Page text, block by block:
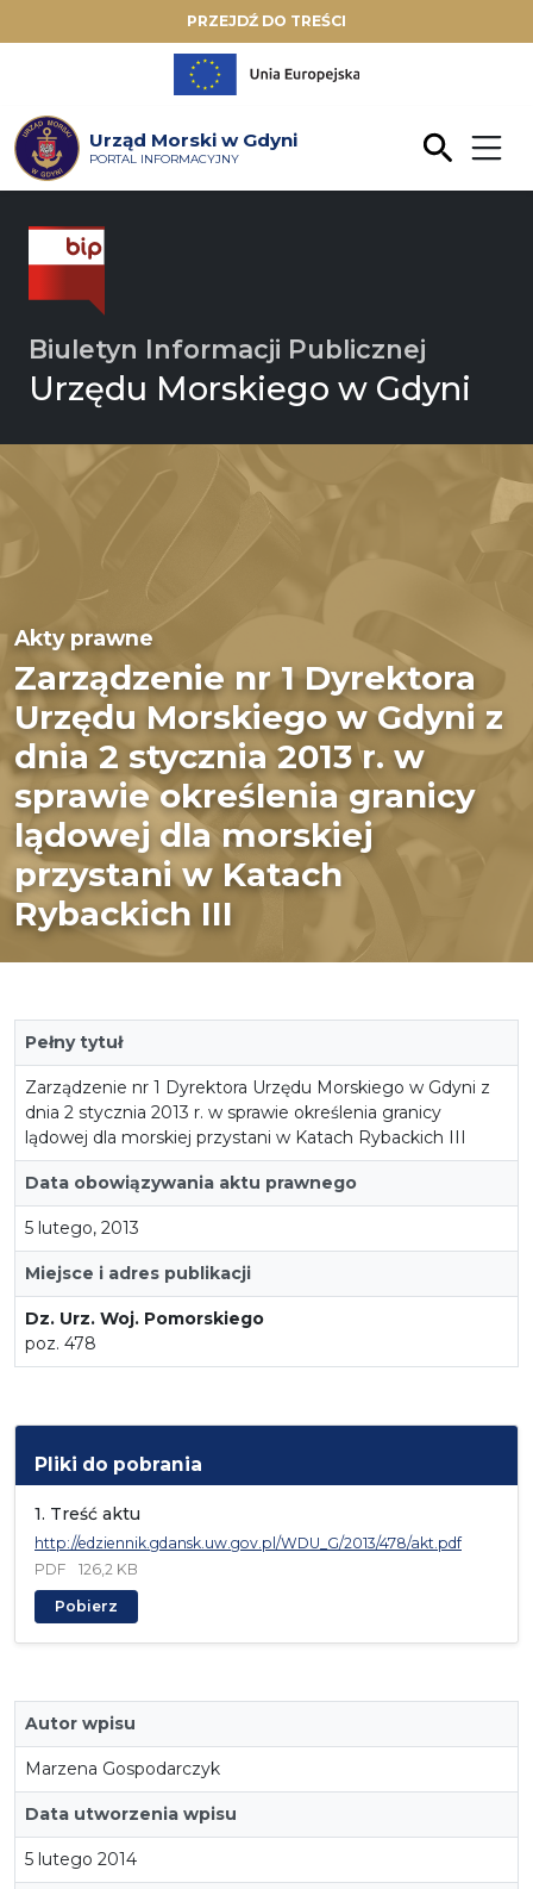
PRZEJDŹ DO TREŚCI
Urząd Morski w Gdyni
PORTAL INFORMACYJNY
Biuletyn Informacji Publicznej
Urzędu Morskiego w Gdyni
Akty prawne
Zarządzenie nr 1 Dyrektora
Urzędu Morskiego w Gdyni z
dnia 2 stycznia 2013 r. w
sprawie określenia granicy
lądowej dla morskiej
przystani w Katach
Rybackich III
Pełny tytuł
Zarządzenie nr 1 Dyrektora Urzędu Morskiego w Gdyni z
dnia 2 stycznia 2013 r. w sprawie określenia granicy
lądowej dla morskiej przystani w Katach Rybackich III
Data obowiązywania aktu prawnego
5 lutego, 2013
Miejsce i adres publikacji
Dz. Urz. Woj. Pomorskiego
poz. 478
Pliki do pobrania
1. Treść aktu
http://edziennik.gdansk.uw.gov.pl/WDU_G/2013/478/akt.pdf
PDF
126,2 KB
Pobierz
Autor wpisu
Marzena Gospodarczyk
Data utworzenia wpisu
5 lutego 2014